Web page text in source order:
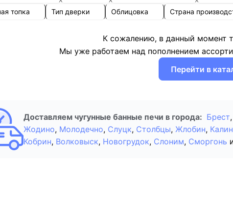
топка
Тип дверки Облицовка Страна
К сожалению, в данный момент
Мы уже работаем над пополнением
Перейти в
Доставляем чугунные банные печи в города: Брест,
Жодино, Молодечно, Слуцк, Столбцы, Жлобин,
Кобрин, Волковыск, Новогрудок, Слоним, Сморгонь